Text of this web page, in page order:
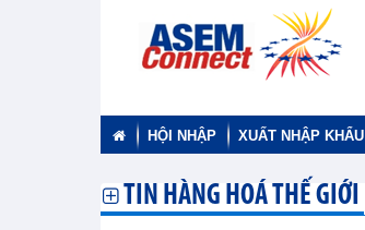
HỘI NHẬP XUẤT NHẬP KHẨU
TIN HÀNG HOÁ THẾ GIỚI